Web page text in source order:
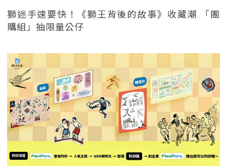
獅迷手速要快！《獅王背後的故事》收藏潮 「團
購組」抽限量公仔